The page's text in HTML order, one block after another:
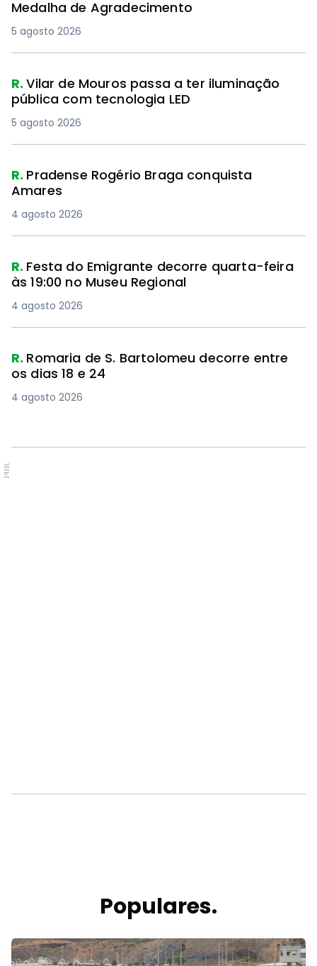
Medalha de Agradecimento
5 agosto 2026
R.Vilar de Mouros passa a ter iluminação
pública com tecnologia LED
5 agosto 2026
R. Pradense Rogério Braga conquista
Amares
4 agosto 2026
R. Festa do Emigrante decorre quarta-feira
às 19:00 no Museu Regional
4 agosto 2026
R. Romaria de S. Bartolomeu decorre entre
os dias 18 e 24
4 agosto 2026
PUB.
Populares.